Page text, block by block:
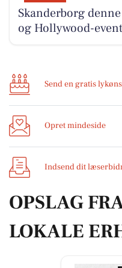
Skanderborg
og Hollywood-
Send en gratis
Opret mindeside
Indsend dit
OPSLAG
LOKALE